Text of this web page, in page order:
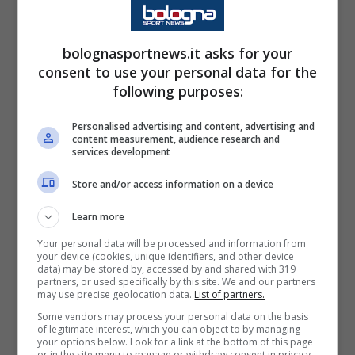
molto diversi. Guardando la
gara nel suo insieme, le
nostre ripartenze non sono
state gestite nel modo
ci siano giocatori che non
sappiano sacrificarsi per la
squadra.
SuMina, uscito prima nel corso del match per
infortunio:
bolognasportnews.it asks for your
consent to use your personal data for the
following purposes:
Personalised advertising and content, advertising and
content measurement, audience research and
services development
Store and/or access information on a device
Learn more
Your personal data will be processed and information from
your device (cookies, unique identifiers, and other device
data) may be stored by, accessed by and shared with 319
partners, or used specifically by this site. We and our partners
may use precise geolocation data. List of partners.
Some vendors may process your personal data on the basis
of legitimate interest, which you can object to by managing
your options below. Look for a link at the bottom of this page